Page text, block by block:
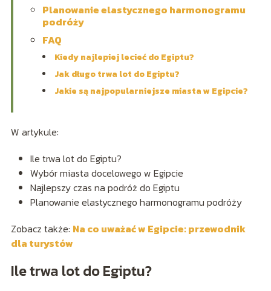
Planowanie elastycznego harmonogramu
podróży
FAQ
Kiedy najlepiej lecieć do Egiptu?
Jak długo trwa lot do Egiptu?
Jakie są najpopularniejsze miasta w Egipcie?
W artykule:
Ile trwa lot do Egiptu?
Wybór miasta docelowego w Egipcie
Najlepszy czas na podróż do Egiptu
Planowanie elastycznego harmonogramu podróży
Zobacz także: Na co uważać w Egipcie: przewodnik
dla turystów
Ile trwa lot do Egiptu?